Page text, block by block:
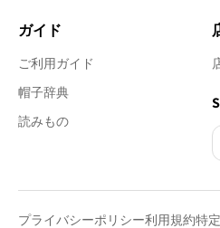
ガイド
ご利用ガイド
帽子辞典
読みもの
プライバシーポリシー利用規約特